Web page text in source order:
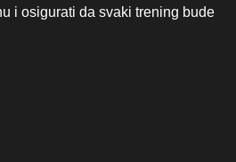
i osigurati da svaki trening bude